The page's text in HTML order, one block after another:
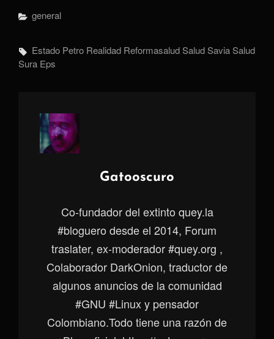
Categorías
General
Etiquetas,
Estado Petro Realidad ReformasaludSaludSavia Salud
Sura Eps
Autor:
Gatooscuro
Co-fundador del extinto quey.la
#bloguero desde el 2014, Forum
traslater, ex-moderador #quey.org ,
Colaborador DarkOnion, traductor de
algunos anuncios de la comunidad
#GNU #Linux y pensador
Colombiano.Todo tiene una razón de